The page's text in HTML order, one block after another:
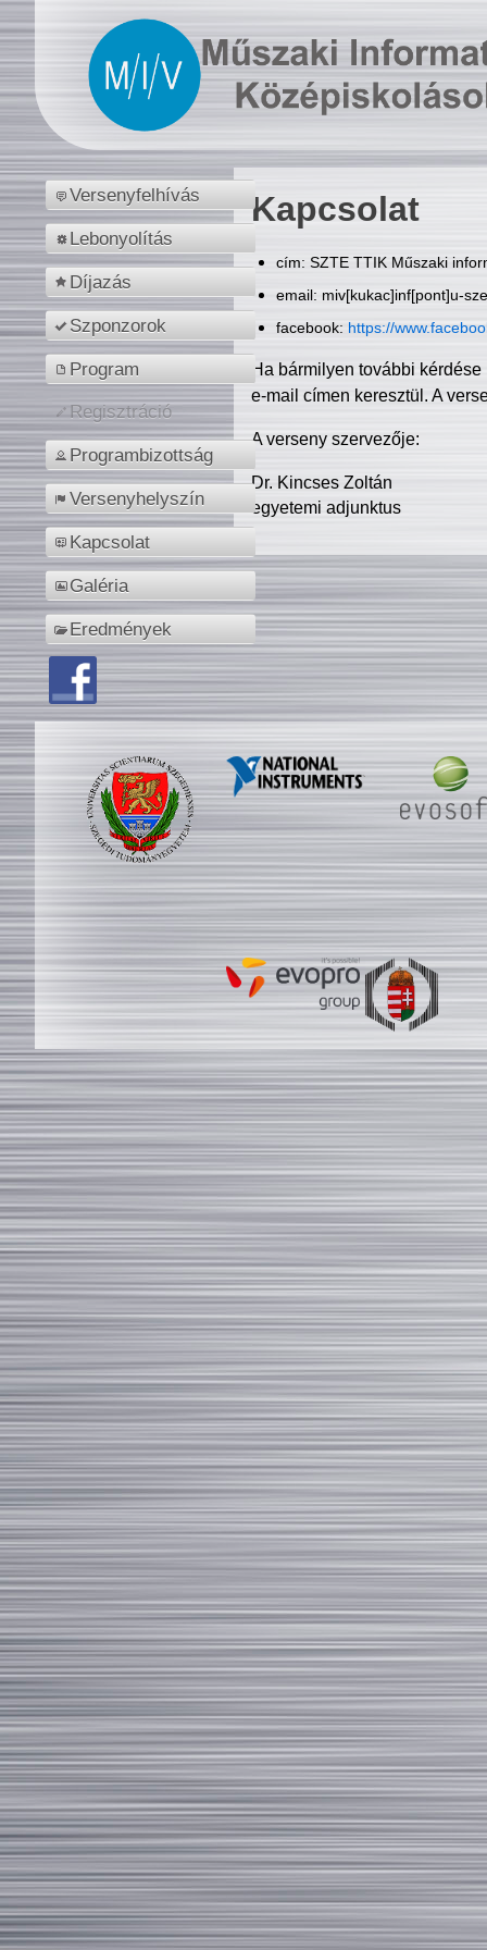
Versenyfelhívás
Lebonyolítás
Díjazás
Szponzorok
Program
Regisztráció
Programbizottság
Versenyhelyszín
Kapcsolat
Galéria
Eredmények
Kapcsolat
cím: SZTE TTIK Műszaki
email: miv[kukac]inf[pont]u-
facebook: https://
Ha bármilyen további
e-mail címen keresztül. A
A verseny szervezője:
Dr. Kincses Zoltán
egyetemi adjunktus